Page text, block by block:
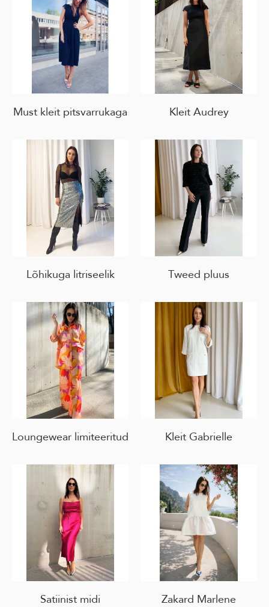
Must kleit pitsvarrukaga Kleit Audrey
Lõhikuga litriseelik Tweed pluus
Loungewear limiteeritud Kleit Gabrielle
Satiinist midi Zakard Marlene